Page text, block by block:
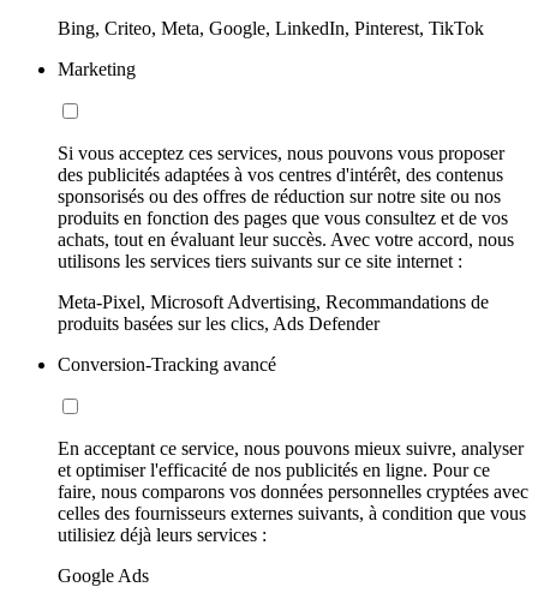
Bing, Criteo, Meta, Google, LinkedIn, Pinterest, TikTok
Marketing
Si vous acceptez ces services, nous pouvons vous proposer
des publicités adaptées à vos centres d'intérêt, des contenus
sponsorisés ou des offres de réduction sur notre site ou nos
produits en fonction des pages que vous consultez et de vos
achats, tout en évaluant leur succès. Avec votre accord, nous
utilisons les services tiers suivants sur ce site internet :
Meta-Pixel, Microsoft Advertising, Recommandations de
produits basées sur les clics, Ads Defender
Conversion-Tracking avancé
En acceptant ce service, nous pouvons mieux suivre, analyser
et optimiser l'efficacité de nos publicités en ligne. Pour ce
faire, nous comparons vos données personnelles cryptées avec
celles des fournisseurs externes suivants, à condition que vous
utilisiez déjà leurs services :
Google Ads